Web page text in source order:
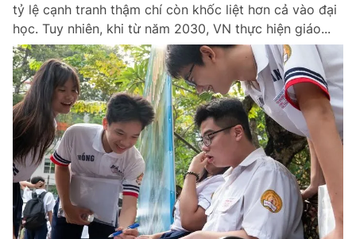
tỷ lệ cạnh tranh thậm chí còn khốc liệt hơn cả vào đại
học. Tuy nhiên, khi từ năm 2030, VN thực hiện giáo...